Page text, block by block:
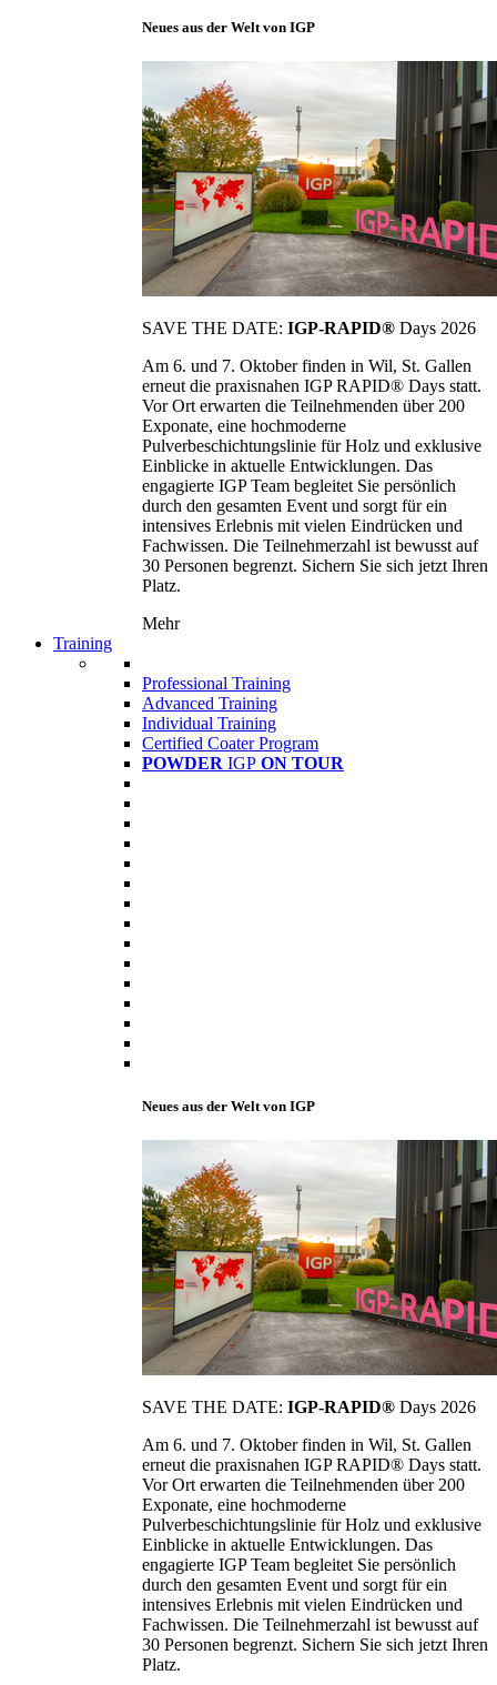
Neues aus der Welt von IGP
SAVE THE DATE: IGP-RAPID® Days 2026
Am 6. und 7. Oktober finden in Wil, St. Gallen
erneut die praxisnahen IGP RAPID® Days statt.
Vor Ort erwarten die Teilnehmenden über 200
Exponate, eine hochmoderne
Pulverbeschichtungslinie für Holz und exklusive
Einblicke in aktuelle Entwicklungen. Das
engagierte IGP Team begleitet Sie persönlich
durch den gesamten Event und sorgt für ein
intensives Erlebnis mit vielen Eindrücken und
Fachwissen. Die Teilnehmerzahl ist bewusst auf
30 Personen begrenzt. Sichern Sie sich jetzt Ihren
Platz.
Mehr
Training
Professional Training
Advanced Training
Individual Training
Certified Coater Program
POWDER IGP ON TOUR
Neues aus der Welt von IGP
SAVE THE DATE: IGP-RAPID® Days 2026
Am 6. und 7. Oktober finden in Wil, St. Gallen
erneut die praxisnahen IGP RAPID® Days statt.
Vor Ort erwarten die Teilnehmenden über 200
Exponate, eine hochmoderne
Pulverbeschichtungslinie für Holz und exklusive
Einblicke in aktuelle Entwicklungen. Das
engagierte IGP Team begleitet Sie persönlich
durch den gesamten Event und sorgt für ein
intensives Erlebnis mit vielen Eindrücken und
Fachwissen. Die Teilnehmerzahl ist bewusst auf
30 Personen begrenzt. Sichern Sie sich jetzt Ihren
Platz.